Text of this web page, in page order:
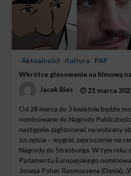
Aktualności Kultura
PAP
Wkrótce głosowanie na filmową
Jacek Bies
21 marca
Od 28 marca do 3 kwietnia będzie
nominowane do Nagrody
następnie zagłosować na wybrany
szczęścia – wygrać zaproszenie na
Nagrody do Strasburga. W tym roku
Parlamentu Europejskiego
Jonasa Poher Rasmussena (Dania),